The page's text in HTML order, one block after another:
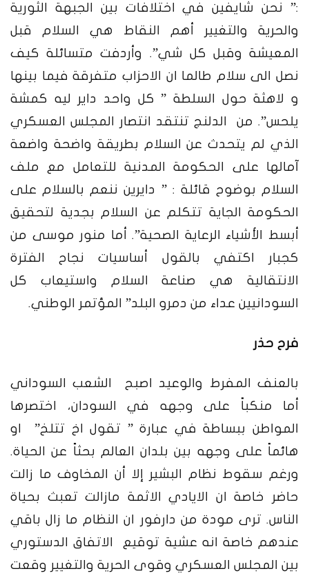
:” نحن شايفين في اختلافات بين الجبهة الثورية
والحرية والتغيير أهم النقاط هي السلام قبل
المعيشة وقبل كل شي”. وأردفت متسائلة كيف
نصل الى سلام طالما ان الاحزاب متفرقة فيما بينها
و لاهثة حول السلطة ” كل واحد داير ليه كمشة
يلحس”. من الدلنج تنتقد انتصار المجلس العسكري
الذي لم يتحدث عن السلام بطريقة واضحة واضعة
آمالها على الحكومة المدنية للتعامل مع ملف
السلام بوضوح قائلة : ” دايرين ننعم بالسلام على
الحكومة الجاية تتكلم عن السلام بجدية لتحقيق
أبسط الأشياء الرعاية الصحية”. أما منور موسى من
كجبار اكتفي بالقول أساسيات نجاح الفترة
الانتقالية هي صناعة السلام واستيعاب كل
السودانيين عداء من دمرو البلد” المؤتمر الوطني.
فرح حذر
بالعنف المفرط والوعيد اصبح الشعب السوداني
أما منكباً على وجهه في السودان، اختصرها
المواطن ببساطة في عبارة ” تقول اخ تتلخ” او
هائماً على وجهه بين بلدان العالم بحثاً عن الحياة.
ورغم سقوط نظام البشير إلا أن المخاوف ما زالت
حاضر خاصة ان الايادي الاثمة مازالت تعبث بحياة
الناس. ترى مودة من دارفور ان النظام ما زال باقي
عندهم خاصة انه عشية توقيع الاتفاق الدستوري
بين المجلس العسكري وقوى الحرية والتغيير وقعت